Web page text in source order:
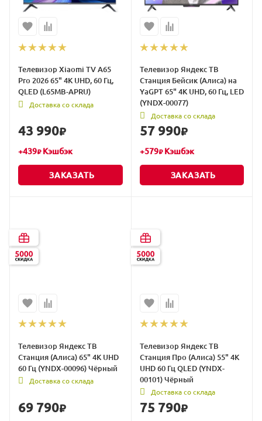
Телевизор Xiaomi TV A65
Pro 2026 65" 4K UHD, 60 Гц,
QLED (L65MB-APRU)
Доставка со склада
43 990₽
+439₽Кэшбэк
ЗАКАЗАТЬ
Телевизор Яндекс ТВ
Станция Бейсик (Алиса) на
YaGPT 65" 4K UHD, 60 Гц, LED
(YNDX-00077)
Доставка со склада
57 990₽
+579₽Кэшбэк
ЗАКАЗАТЬ
Телевизор Яндекс ТВ
Станция (Алиса) 65" 4K UHD
60 Гц (YNDX-00096) Чёрный
Доставка со склада
69 790₽
Телевизор Яндекс ТВ
Станция Про (Алиса) 55" 4K
UHD 60 Гц QLED (YNDX-
00101) Чёрный
Доставка со склада
75 790₽